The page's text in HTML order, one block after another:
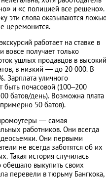
и «с полицией все решено».
эти слова оказываются
церемонится.
работает на ставке в
получает только
ушлых продавцов в высокий
в низкий — до 20 000. В
Зарплата уличного
быть почасовой (100–200
батов/день). Возможна плата
50 батов).
— самая
работников. Они всегда
Они первыми
не всегда заботятся об их
Такая история случилась
обещало выкупить своих
перевели в тюрьму Бангкока,